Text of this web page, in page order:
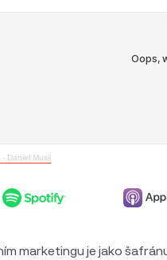
Daniel Musil
marketingu je jako